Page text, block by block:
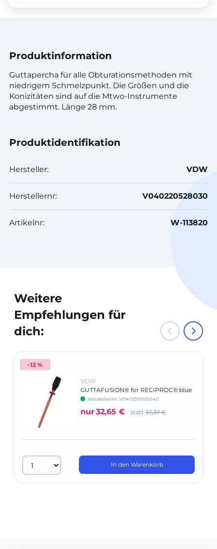
Produktinformation
Guttapercha für alle Obturationsmethoden mit
niedrigem Schmelzpunkt. Die Größen und die
Konizitäten sind auf die Mtwo-Instrumente
abgestimmt. Länge 28 mm.
Produktidentifikation
Hersteller: VDW
Herstellernr: V040220528030
Artikelnr: W-113820
Weitere
Empfehlungen für
dich:
-12 %
VDW
GUTTAFUSION® for RECIPROC® blue
- Basic Kit
Herstellernr: V041551000040
nur32,65 € statt 37,37 €
In den Warenkorb